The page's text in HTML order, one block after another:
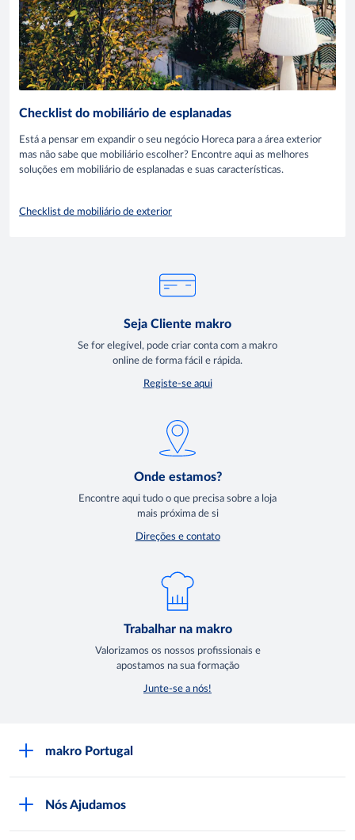
Checklist do mobiliário de esplanadas
Está a pensar em expandir o seu negócio Horeca para a área exterior
mas não sabe que mobiliário escolher? Encontre aqui as melhores
soluções em mobiliário de esplanadas e suas características.
Checklist de mobiliário de exterior
Seja Cliente makro
Se for elegível, pode criar conta com a makro
online de forma fácil e rápida.
Registe-se aqui
Onde estamos?
Encontre aqui tudo o que precisa sobre a loja
mais próxima de si
Direções e contato
Trabalhar na makro
Valorizamos os nossos profissionais e
apostamos na sua formação
Junte-se a nós!
makro Portugal
Nós Ajudamos